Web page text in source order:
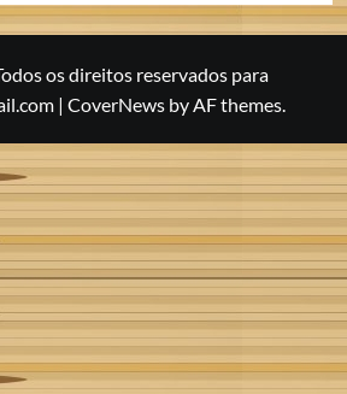
os direitos reservados para
| CoverNewsby AF themes.